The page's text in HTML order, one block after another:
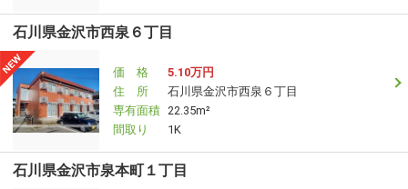
石川県金沢市西泉６丁目
価 格
5.10万円
住 所
石川県金沢市西泉６丁目
専有面積 22.35m²
間取り
1K
石川県金沢市泉本町１丁目